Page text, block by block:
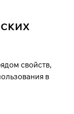
свойств,
в